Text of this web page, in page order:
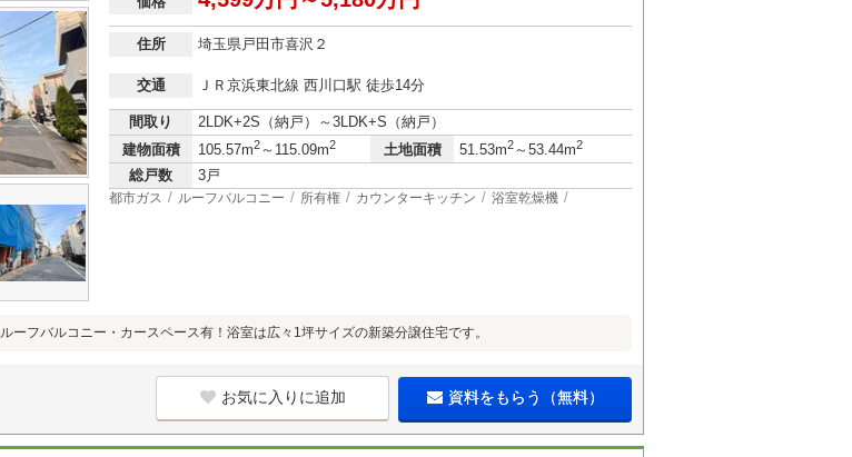
住所 埼玉県戸田市喜沢２
交通 ＪＲ京浜東北線 西川口駅 徒歩14分
間取り
2LDK+2S（納戸）～3LDK+S（納戸）
建物面積
105.57m2～115.09m2 土地面積 51.53m2～53.44m2
総戸数 3戸
都市ガス ルーフバルコニー 所有権 カウンターキッチン 浴室乾燥機
ルーフバルコニー・カースペース有！浴室は広々1坪サイズの新築分譲住宅です。
お気に入りに追加 資料をもらう（無料）